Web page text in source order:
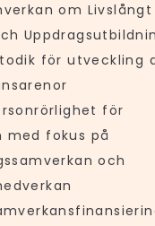
om Livslångt
för utveckling
för
med fokus på
och